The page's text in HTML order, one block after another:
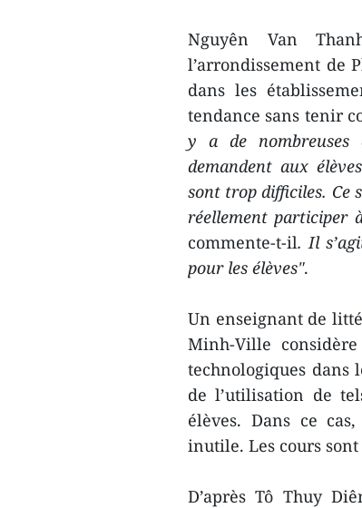
Nguyên Van
l’arrondissement de
dans les
tendance sans tenir
y a de nombreuses
demandent aux
sont trop difficiles. Ce
réellement participer
commente-t-il. Il
pour les élèves".
Un enseignant de
Minh-Ville
technologiques dans
de l’utilisation de
élèves. Dans ce
inutile. Les cours sont
D’après Tô Thuy